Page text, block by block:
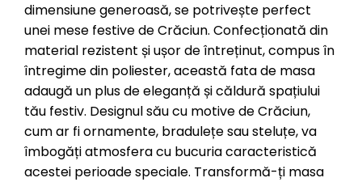
dimensiune generoasă, se potrivește perfect
unei mese festive de Crăciun. Confecționată din
material rezistent și ușor de întreținut, compus în
întregime din poliester, această fata de masa
adaugă un plus de eleganță și căldură spațiului
tău festiv. Designul său cu motive de Crăciun,
cum ar fi ornamente, bradulețe sau steluțe, va
îmbogăți atmosfera cu bucuria caracteristică
acestei perioade speciale. Transformă-ți masa